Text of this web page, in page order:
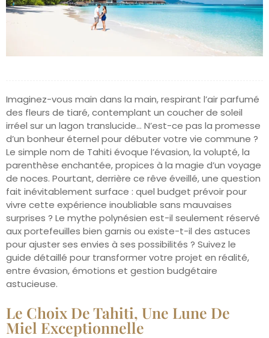
Imaginez-vous main dans la main, respirant l’air parfumé
des fleurs de tiaré, contemplant un coucher de soleil
irréel sur un lagon translucide… N’est-ce pas la promesse
d’un bonheur éternel pour débuter votre vie commune ?
Le simple nom de Tahiti évoque l’évasion, la volupté, la
parenthèse enchantée, propices à la magie d’un voyage
de noces. Pourtant, derrière ce rêve éveillé, une question
fait inévitablement surface : quel budget prévoir pour
vivre cette expérience inoubliable sans mauvaises
surprises ? Le mythe polynésien est-il seulement réservé
aux portefeuilles bien garnis ou existe-t-il des astuces
pour ajuster ses envies à ses possibilités ? Suivez le
guide détaillé pour transformer votre projet en réalité,
entre évasion, émotions et gestion budgétaire
astucieuse.
Le Choix De Tahiti, Une Lune De
Miel Exceptionnelle